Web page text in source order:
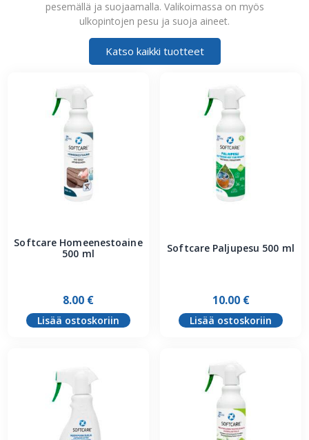
pesemällä ja suojaamalla. Valikoimassa on myös
ulkopintojen pesu ja suoja aineet.
Katso kaikki tuotteet
Softcare Homeenestoaine
500 ml
8.00 €
Lisää ostoskoriin
Softcare Paljupesu 500 ml
10.00 €
Lisää ostoskoriin